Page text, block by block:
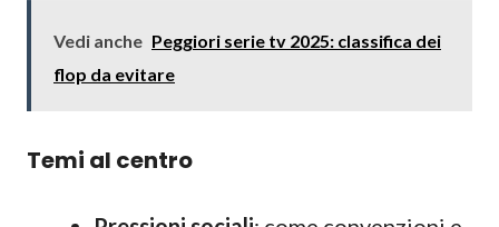
Vedi anche Peggiori serie tv 2025: classifica dei
flop da evitare
Temi al centro